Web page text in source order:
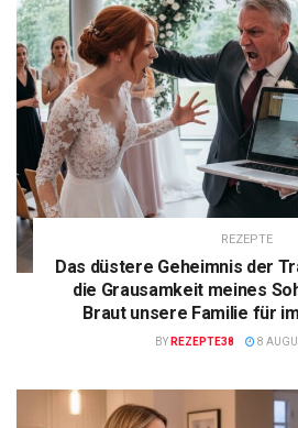
REZEPTE
Das düstere Geheimnis der
die Grausamkeit meines
Braut unsere Familie für
BY REZEPTE38 8